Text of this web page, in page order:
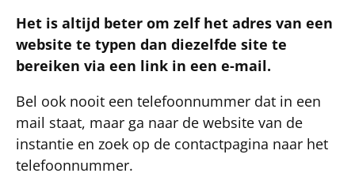
Het is altijd beter om zelf het adres van een
website te typen dan diezelfde site te
bereiken via een link in een e-mail.
Bel ook nooit een telefoonnummer dat in een
mail staat, maar ga naar de website van de
instantie en zoek op de contactpagina naar het
telefoonnummer.